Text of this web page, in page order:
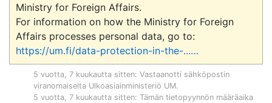
Ministry for Foreign Affairs.
For information on how the Ministry for Foreign
https://um.fi/data-protection-in-the-...…
5 vuotta, 7 kuukautta sitten: Vastaanotti sähköpostin
viranomaiselta Ulkoasiainministeriö UM.
5 vuotta, 7 kuukautta sitten: Tämän tietopyynnön määräaika